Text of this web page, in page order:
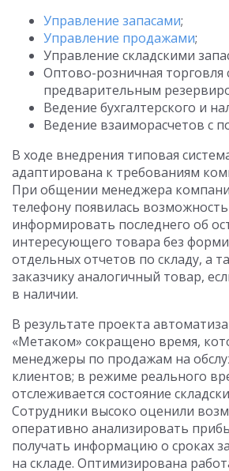
Управление запасами;
Управление продажами;
Управление складскими
Оптово-розничная торговля
предварительным
Ведение бухгалтерского и
Ведение взаиморасчетов с
В ходе внедрения типовая
адаптирована к требованиям
При общении менеджера
телефону появилась
информировать последнего об
интересующего товара без
отдельных отчетов по складу, а
заказчику аналогичный товар,
в наличии.
В результате проекта
«Метаком» сокращено время,
менеджеры по продажам на
клиентов; в режиме реального
отслеживается состояние
Сотрудники высоко оценили
оперативно анализировать
получать информацию о сроках
на складе. Оптимизирована